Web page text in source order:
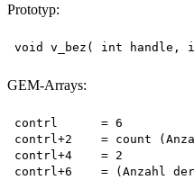
Prototyp:
GEM-Arrays:
contrl      = 6
contrl+2    = count
contrl+4    = 2
contrl+6    = (Anzahl